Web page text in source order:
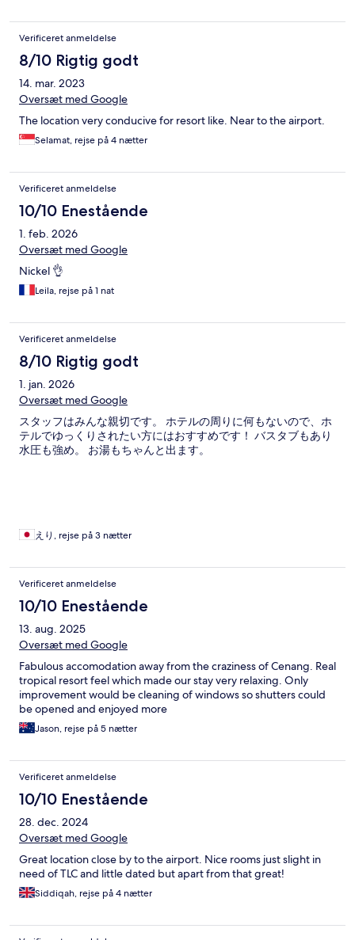
Verificeret anmeldelse
8/10 Rigtig godt
14. mar. 2023
Oversæt med Google
The location very conducive for resort like. Near to the airport.
Selamat, rejse på 4 nætter
Verificeret anmeldelse
10/10 Enestående
1. feb. 2026
Oversæt med Google
Nickel 👌
Leila, rejse på 1 nat
Verificeret anmeldelse
8/10 Rigtig godt
1. jan. 2026
Oversæt med Google
スタッフはみんな親切です。 ホテルの周りに何もないので、ホ
テルでゆっくりされたい方にはおすすめです！ バスタブもあり
水圧も強め。 お湯もちゃんと出ます。
えり, rejse på 3 nætter
Verificeret anmeldelse
10/10 Enestående
13. aug. 2025
Oversæt med Google
Fabulous accomodation away from the craziness of Cenang. Real
tropical resort feel which made our stay very relaxing. Only
improvement would be cleaning of windows so shutters could
be opened and enjoyed more
Jason, rejse på 5 nætter
Verificeret anmeldelse
10/10 Enestående
28. dec. 2024
Oversæt med Google
Great location close by to the airport. Nice rooms just slight in
need of TLC and little dated but apart from that great!
Siddiqah, rejse på 4 nætter